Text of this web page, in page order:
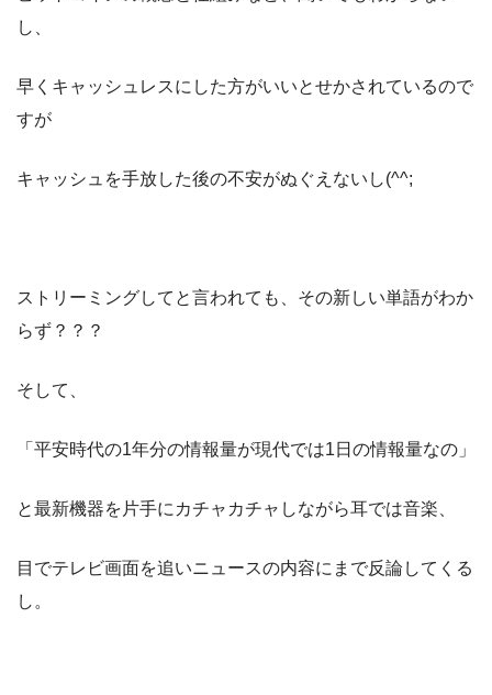
し、
早くキャッシュレスにした方がいいとせかされているので
すが
キャッシュを手放した後の不安がぬぐえないし(^^;
ストリーミングしてと言われても、その新しい単語がわか
らず？？？
そして、
「平安時代の1年分の情報量が現代では1日の情報量なの」
と最新機器を片手にカチャカチャしながら耳では音楽、
目でテレビ画面を追いニュースの内容にまで反論してくる
し。